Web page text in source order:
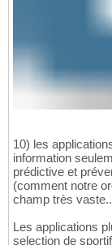
10) les
information
prédictive et
(comment notre
champ très
Les applications
selection de